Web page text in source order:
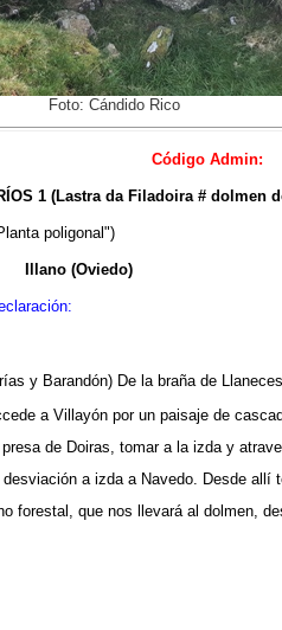
Foto: Cándido Rico
Código Admin:
1 (Lastra da Filadoira # dolmen
poligonal")
Illano (Oviedo)
y Barandón) De la braña de
a Villayón por un paisaje de
de Doiras, tomar a la izda y
a izda a Navedo. Desde allí
forestal, que nos llevará al dolmen,